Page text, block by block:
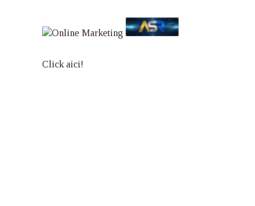
Click aici!